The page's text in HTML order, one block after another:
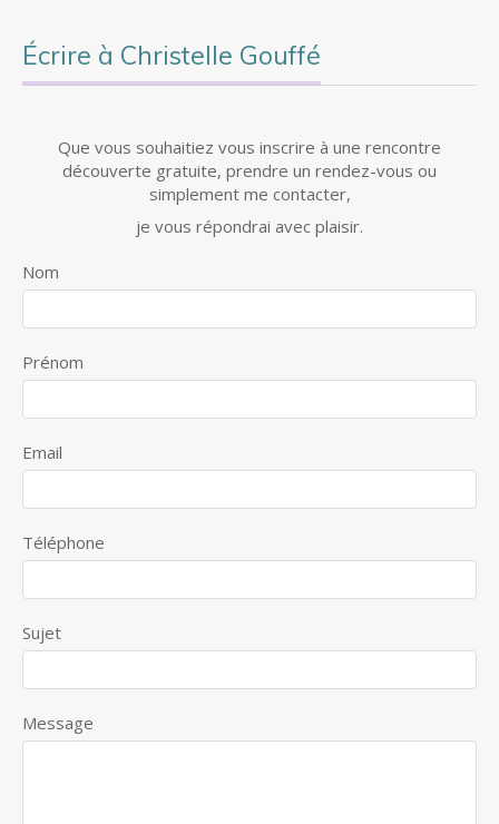
Écrire à Christelle Gouffé
Que vous souhaitiez vous inscrire à une rencontre
découverte gratuite, prendre un rendez-vous ou
simplement me contacter,
je vous répondrai avec plaisir.
Nom
Prénom
Email
Téléphone
Sujet
Message